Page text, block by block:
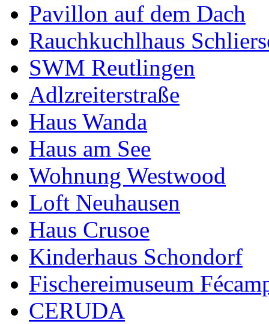
Pavillon auf dem Dach
Rauchkuchlhaus
SWM Reutlingen
Adlzreiterstraße
Haus Wanda
Haus am See
Wohnung Westwood
Loft Neuhausen
Haus Crusoe
Kinderhaus Schondorf
Fischereimuseum
CERUDA